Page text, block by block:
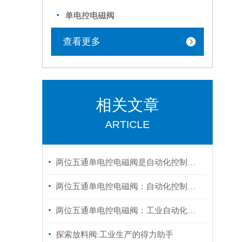
单电控电磁阀
查看更多
相关文章
ARTICLE
两位五通单电控电磁阀是自动化控制的灵动开关
两位五通单电控电磁阀：自动化控制的关键元件
两位五通单电控电磁阀：工业自动化的关键元件
探索放料阀:工业生产的得力助手